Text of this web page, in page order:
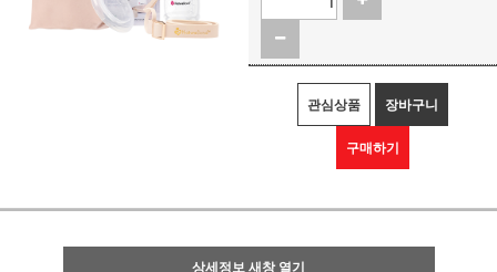
관심상품 장바구니
구매하기
상세정보 새창 열기